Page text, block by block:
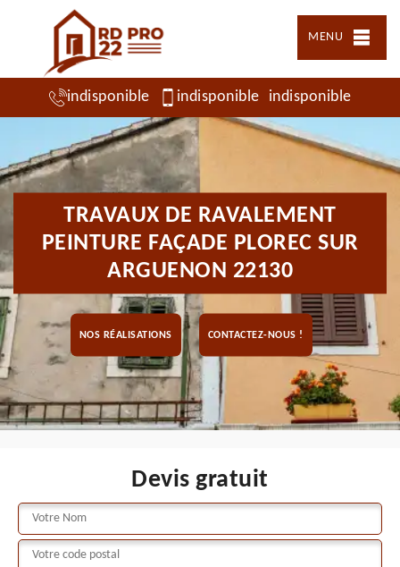
MENU
indisponible indisponible indisponible
TRAVAUX DE RAVALEMENT
PEINTURE FAÇADE PLOREC SUR
ARGUENON 22130
NOS RÉALISATIONS CONTACTEZ-NOUS !
Devis gratuit